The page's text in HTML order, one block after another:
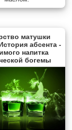
матушки
абсента -
напитка
богемы